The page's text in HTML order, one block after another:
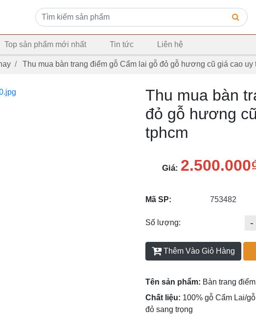
Top sản phẩm mới nhất Tin tức Liên hệ
Thu mua bàn trang điểm gỗ Cẩm lai gỗ đỏ gỗ hương cũ giá cao uy
Thu mua bàn
đỏ gỗ hương
tphcm
Giá:
Mã SP: 753482
Số lượng: -
Thêm Vào Giỏ Hàng
Tên sản phẩm: Bàn trang
Chất liệu: 100% gỗ Cẩm Lai/
đỏ sang trọng